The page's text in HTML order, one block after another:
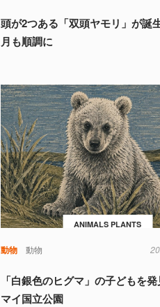
頭が2つある「双頭ヤモリ」が誕
月も順調に
ANIMALS PLANTS
動物 動物
「白銀色のヒグマ」の子どもを
マイ国立公園